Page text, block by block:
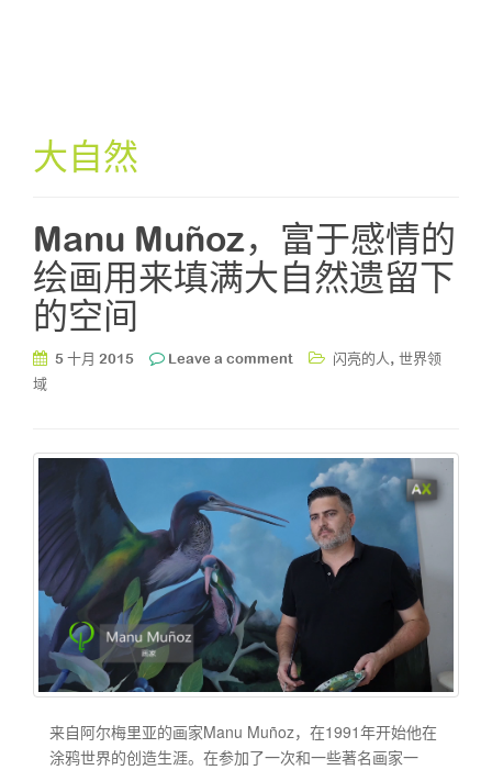
大自然
Manu Muñoz，富于感情的
绘画用来填满大自然遗留下
的空间
5 十月 2015 Leave a comment 闪亮的人 , 世界领
域
来自阿尔梅里亚的画家Manu Muñoz，在1991年开始他在
涂鸦世界的创造生涯。在参加了一次和一些著名画家一